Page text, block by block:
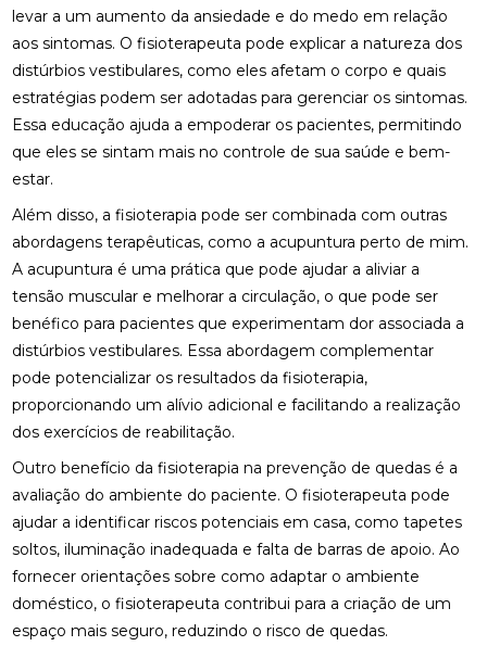
levar a um aumento da ansiedade e do medo em relação
aos sintomas. O fisioterapeuta pode explicar a natureza dos
distúrbios vestibulares, como eles afetam o corpo e quais
estratégias podem ser adotadas para gerenciar os sintomas.
Essa educação ajuda a empoderar os pacientes, permitindo
que eles se sintam mais no controle de sua saúde e bem-
estar.
Além disso, a fisioterapia pode ser combinada com outras
abordagens terapêuticas, como a acupuntura perto de mim.
A acupuntura é uma prática que pode ajudar a aliviar a
tensão muscular e melhorar a circulação, o que pode ser
benéfico para pacientes que experimentam dor associada a
distúrbios vestibulares. Essa abordagem complementar
pode potencializar os resultados da fisioterapia,
proporcionando um alívio adicional e facilitando a realização
dos exercícios de reabilitação.
Outro benefício da fisioterapia na prevenção de quedas é a
avaliação do ambiente do paciente. O fisioterapeuta pode
ajudar a identificar riscos potenciais em casa, como tapetes
soltos, iluminação inadequada e falta de barras de apoio. Ao
fornecer orientações sobre como adaptar o ambiente
doméstico, o fisioterapeuta contribui para a criação de um
espaço mais seguro, reduzindo o risco de quedas.
FISIOTERAPIA NO PÉ: BENEFÍCIOS E TRATAMENTOS
FISIOTERAPIA OCULAR: BENEFÍCIOS E TÉCNICAS
TRATAMENTOS PARA A SAÚDE VISUAL
FISIOTERAPIA OCULAR: BENEFÍCIOS E
FISIOTERAPIA OCULAR: COMO MELHORAR A SAÚDE
DOS SEUS OLHOS E AUMENTAR O CONFORTO
VISUAL
FISIOTERAPIA OCULAR: MELHORE SUA VISÃO HOJE!
FISIOTERAPIA OCULAR: MELHORES PRÁTICAS E
BENEFÍCIOS
FISIOTERAPIA OCULAR: SAIBA COMO MELHORAR A
SAÚDE DOS OLHOS E AUMENTAR O CONFORTO
FISIOTERAPIA PARA LABIRINTITE: ALÍVIO E
CONFORTO
FISIOTERAPIA PARA LABIRINTITE: COMO O
TRATAMENTO PODE MELHORAR SEU EQUILÍBRIO E
QUALIDADE DE VIDA